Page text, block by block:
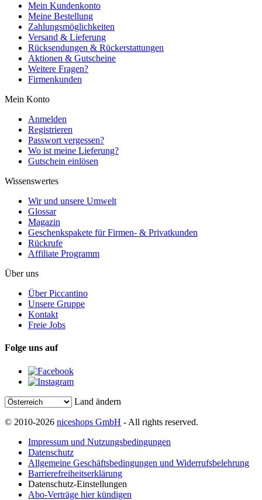
Mein Kundenkonto
Meine Bestellung
Zahlungsmöglichkeiten
Versand & Lieferung
Rücksendungen & Rückerstattungen
Aktionen & Gutscheine
Weitere Fragen?
Firmenkunden
Mein Konto
Anmelden
Registrieren
Passwort vergessen?
Wo ist meine Lieferung?
Gutschein einlösen
Wissenswertes
Wir und unsere Umwelt
Glossar
Magazin
Geschenkspakete für Firmen- & Privatkunden
Rückrufe
Affiliate Programm
Über uns
Über Piccantino
Unsere Gruppe
Kontakt
Freie Jobs
Folge uns auf
Land ändern
© 2010-2026 niceshops GmbH - All rights reserved.
Impressum und Nutzungsbedingungen
Datenschutz
Allgemeine Geschäftsbedingungen und Widerrufsbelehrung
Barrierefreiheitserklärung
Datenschutz-Einstellungen
Abo-Verträge hier kündigen